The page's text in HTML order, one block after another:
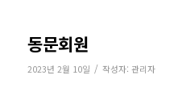
동문회원
2023년 2월 10일 / 작성자: 관리자